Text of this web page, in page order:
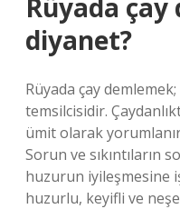
Rüyada
diyanet?
Rüyada çay
temsilcisidir.
ümit olarak
Sorun ve sıkıntıların
huzurun iyileşmesine
huzurlu, keyifli ve